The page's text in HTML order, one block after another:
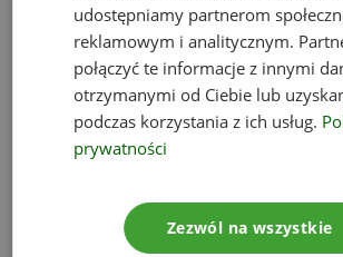
wejdzie w życie – uzyska stosowną
podstawę prawną.
Zmiany w
wodnym
Poza zmianami w regulacjach OOŚ
omawianej nowelizacji uwzględnia
udostępniamy partnerom
reklamowym i analitycznym.
połączyć te informacje z innymi
otrzymanymi od Ciebie lub
podczas korzystania z ich usług.
prywatności
Zezwól na wszystkie